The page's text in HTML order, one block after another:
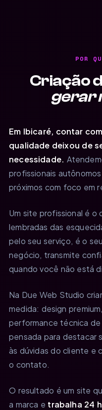
POR
Criação
gerar
Em Ibicaré, contar
qualidade deixou de
necessidade.
profissionais
próximos com foco em
Um site profissional é o
lembradas das
pelo seu serviço, é o
negócio, transmite
quando você não está
Na Due Web Studio
medida: design
performance técnica
pensada para destacar
às dúvidas do cliente e
o contato.
O resultado é um site
a marca e trabalha 24